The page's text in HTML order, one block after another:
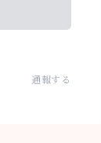
通報する